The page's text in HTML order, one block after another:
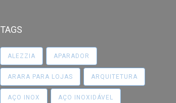
TAGS
ALEZZIA APARADOR
ARARA PARA LOJAS ARQUITETURA
AÇO INOX AÇO INOXIDÁVEL